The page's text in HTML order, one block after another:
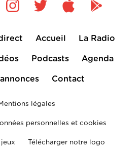
Accueil La Radio
Podcasts Agenda
Contact
légales
personnelles et cookies
Télécharger notre logo